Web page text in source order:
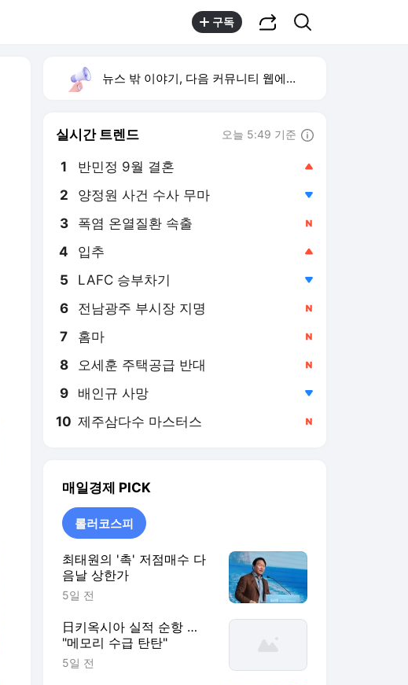
구독
뉴스 밖 이야기, 다음 커뮤니티 웹에서 보기
실시간 트렌드 오늘 5:49 기준
1 반민정 9월 결혼
2 양정원 사건 수사 무마
4 입추
5 LAFC 승부차기
6 전남광주 부시장 지명
7 홈마
8 오세훈 주택공급 반대
9 배인규 사망
10 제주삼다수 마스터스
매일경제 PICK
롤러코스피
최태원의 '촉' 저점매수 다
음날 상한가
5일 전
日키옥시아 실적 순항 …
"메모리 수급 탄탄"
5일 전